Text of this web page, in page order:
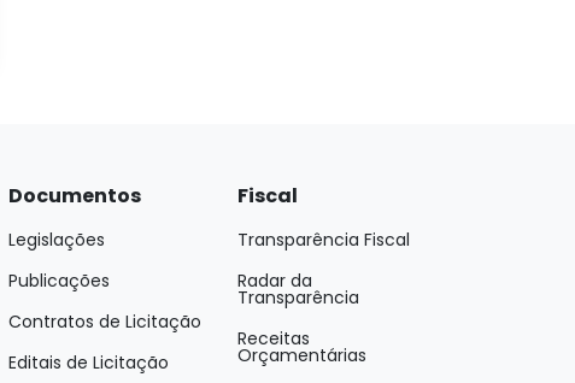
Documentos
Legislações
Publicações
Contratos de Licitação
Editais de Licitação
Fiscal
Transparência Fiscal
Radar da
Transparência
Receitas
Orçamentárias